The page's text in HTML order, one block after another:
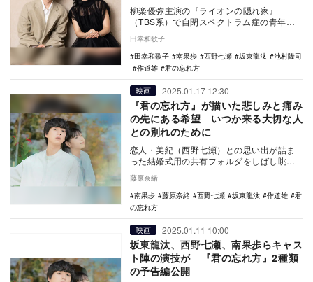
柳楽優弥主演の『ライオンの隠れ家』
（TBS系）で自閉スペクトラム症の青年を
た俳優・坂東龍汰…
田幸和歌子
田幸和歌子
南果歩 西野七瀬 坂東龍汰
池村隆司
作道雄
君の忘れ方
映画 2025.01.17 12:30
『君の忘れ方』が描いた悲しみと痛み
の先にある希望 いつか来る大切な人
との別れのために
恋人・美紀（西野七瀬）との思い出が詰ま
った結婚式用の共有フォルダをしばし眺め
ていた主人公・昴（坂東龍汰）は、その中
からよく撮れた…
藤原奈緒
南果歩
藤原奈緒 西野七瀬 坂東龍汰 作道雄
君
の忘れ方
映画 2025.01.11 10:00
坂東龍汰、西野七瀬、南果歩らキャス
ト陣の演技が 『君の忘れ方』2種類
の予告編公開